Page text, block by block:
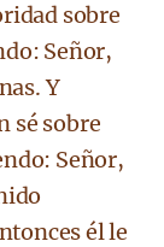
sobre
Señor,
Y
sé sobre
Señor,
él le